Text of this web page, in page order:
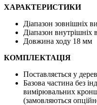
ХАРАКТЕРИСТИКИ
Діапазон зовнішніх
Діапазон
Довжина ходу 18 мм
КОМПЛЕКТАЦІЯ
Поставляється у
Базова частина без
вимірювальних
(замовляються